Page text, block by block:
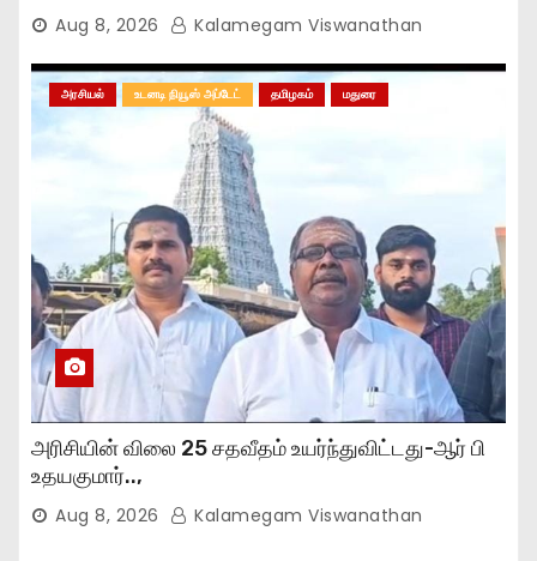
Aug 8, 2026 Kalamegam Viswanathan
அரசியல் உடனடி நியூஸ் அப்டேட் தமிழகம் மதுரை
அரிசியின் விலை 25 சதவீதம் உயர்ந்துவிட்டது-ஆர் பி
உதயகுமார்..,
Aug 8, 2026 Kalamegam Viswanathan